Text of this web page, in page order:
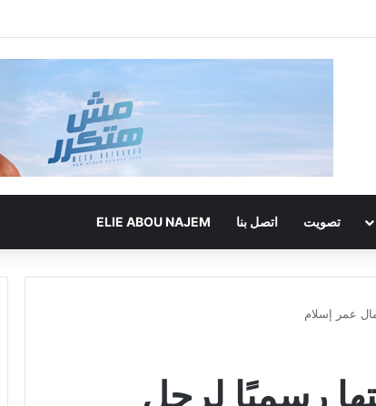
تصويت اتصل بنا ELIE ABOU NAJEM
عمر إسلام
رسميًا لرجل